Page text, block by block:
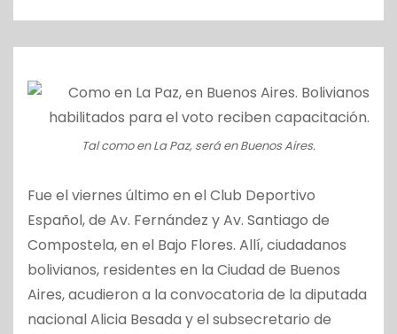
Tal como en La Paz, será en Buenos Aires.
Fue el viernes último en el Club Deportivo
Español, de Av. Fernández y Av. Santiago de
Compostela, en el Bajo Flores. Allí, ciudadanos
bolivianos, residentes en la Ciudad de Buenos
Aires, acudieron a la convocatoria de la diputada
nacional Alicia Besada y el subsecretario de